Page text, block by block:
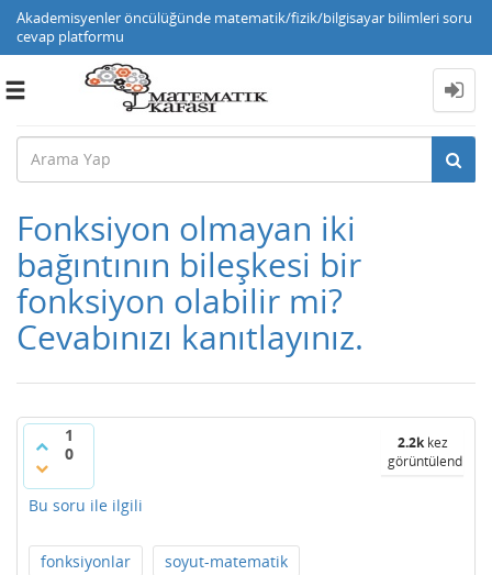
Akademisyenler öncülüğünde matematik/fizik/bilgisayar bilimleri soru
cevap platformu
Toggle
Fonksiyon olmayan iki
bağıntının bileşkesi bir
fonksiyon olabilir mi?
Cevabınızı kanıtlayınız.
1
0
2.2kkez
görüntülendi
Bu soru ile ilgili
fonksiyonlar soyut-matematik